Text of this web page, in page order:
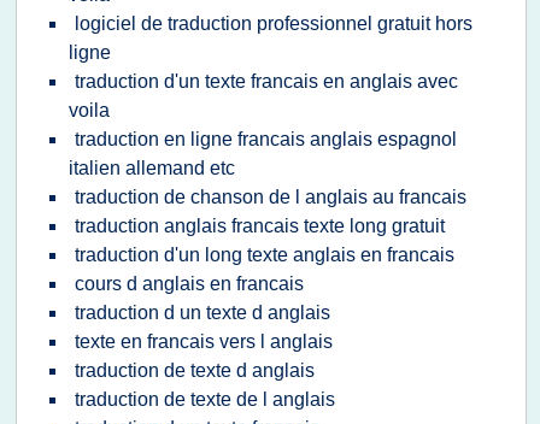
logiciel de traduction professionnel gratuit hors
ligne
traduction d'un texte francais en anglais avec
voila
traduction en ligne francais anglais espagnol
italien allemand etc
traduction de chanson de l anglais au francais
traduction anglais francais texte long gratuit
traduction d'un long texte anglais en francais
cours d anglais en francais
traduction d un texte d anglais
texte en francais vers l anglais
traduction de texte d anglais
traduction de texte de l anglais